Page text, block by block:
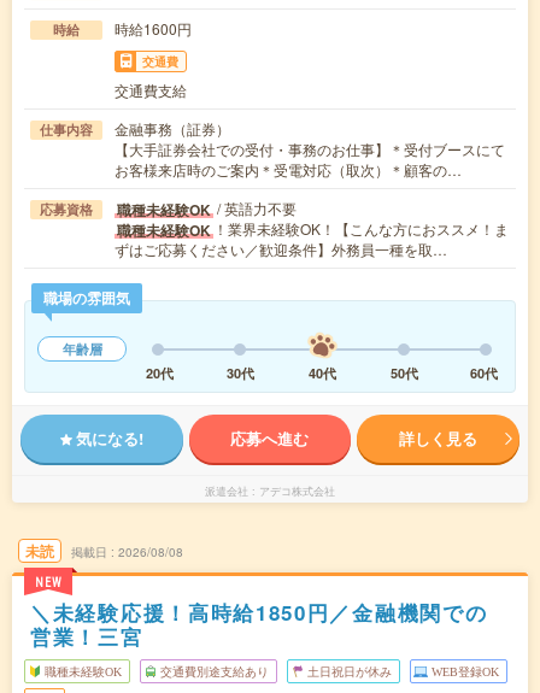
時給 時給1600円
交通費
交通費支給
仕事内容
金融事務（証券）
【大手証券会社での受付・事務のお仕事】＊受付ブースにて
お客様来店時のご案内＊受電対応（取次）＊顧客の…
応募資格 職種未経験OK / 英語力不要
職種未経験OK ！業界未経験OK！【こんな方におススメ！ま
ずはご応募ください／歓迎条件】外務員一種を取…
職場の雰囲気
年齢層
20代
30代 40代 50代 60代
気になる! 応募へ進む 詳しく見る
派遣会社 アデコ株式会社
未読
NEW
掲載日 2026/08/08
＼未経験応援！高時給1850円／金融機関での
営業！三宮
職種未経験OK 交通費別途支給あり 土日祝日が休み WEB登録OK